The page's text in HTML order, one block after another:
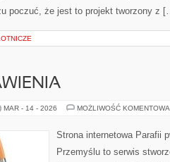
poczuć, że jest to projekt tworzony z
MAR - 14 - 2026 MOŻLIWOŚĆ
Strona internetowa Parafii
Przemyślu to serwis